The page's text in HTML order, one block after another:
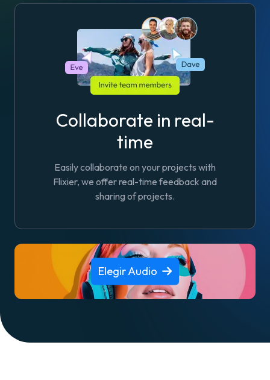
Collaborate in real-
time
Easily collaborate on your projects with
Flixier, we offer real-time feedback and
sharing of projects.
Elegir Audio